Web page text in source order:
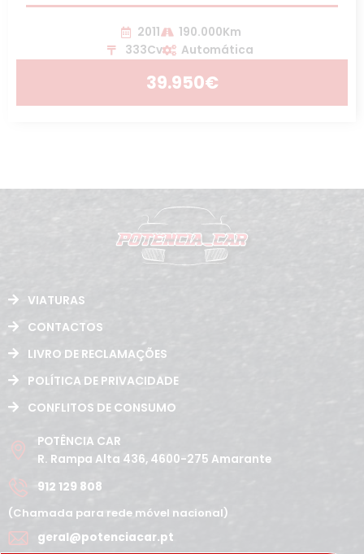
2011
190.000Km
333Cv
Automática
39.950€
VIATURAS
CONTACTOS
LIVRO DE RECLAMAÇÕES
POLÍTICA DE PRIVACIDADE
CONFLITOS DE CONSUMO
POTÊNCIA CAR
R. Rampa Alta 436, 4600-275 Amarante
912 129 808
(Chamada para rede móvel nacional)
geral@potenciacar.pt